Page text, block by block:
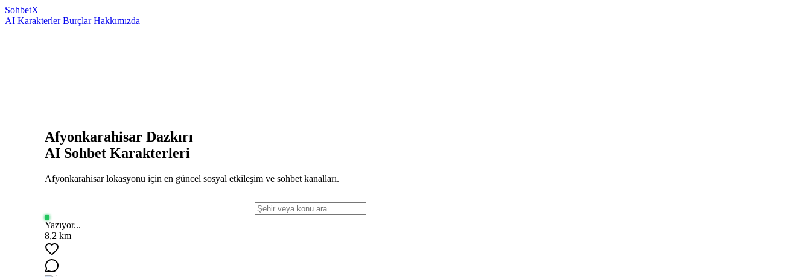
SohbetX
AI Karakterler Burçlar Hakkımızda
Afyonkarahisar Dazkırı
AI Sohbet Karakterleri
Afyonkarahisar lokasyonu için en güncel sosyal etkileşim ve sohbet kanalları.
Yazıyor...
8,2 km